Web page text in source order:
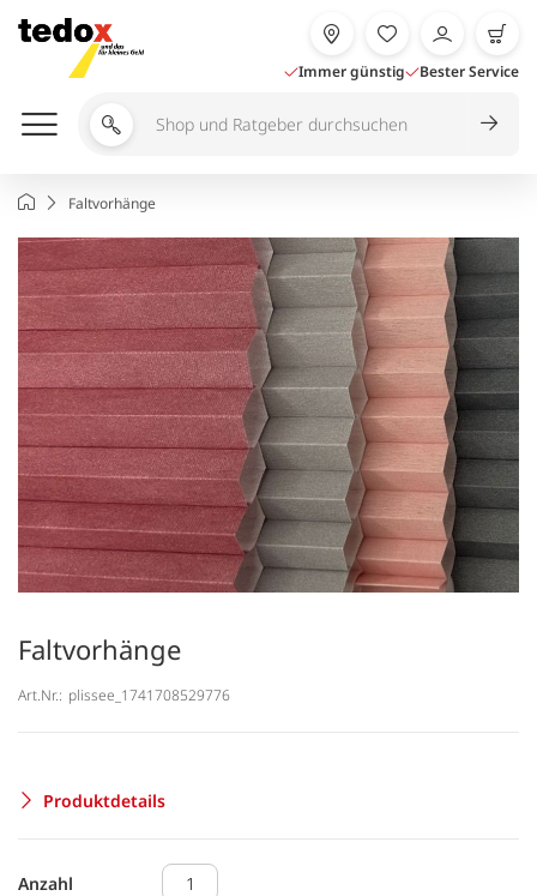
Inhalt
springen
Immer günstig Bester Service
Shop
durchsuchen
StartseiteFaltvorhänge
Faltvorhänge
Art.Nr.: plissee_1741708529776
Produktdetails
Anzahl